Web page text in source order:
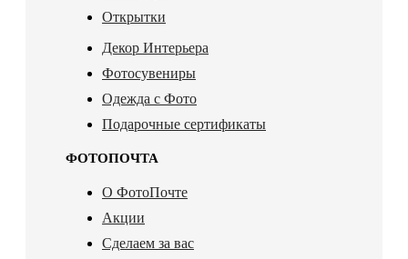
Открытки
Декор Интерьера
Фотосувениры
Одежда с Фото
Подарочные сертификаты
ФОТОПОЧТА
О ФотоПочте
Акции
Сделаем за вас